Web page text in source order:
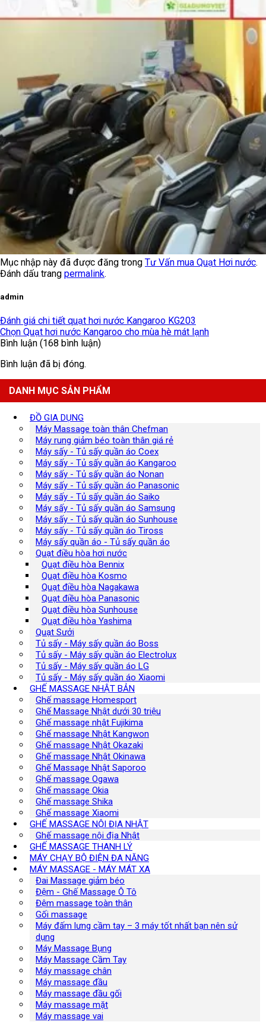
Mục nhập này đã được đăng trong Tư Vấn mua Quạt Hơi nước.
Đánh dấu trang permalink.
admin
Đánh giá chi tiết quạt hơi nước Kangaroo KG203
Chọn Quạt hơi nước Kangaroo cho mùa hè mát lạnh
Bình luận (168 bình luận)
Bình luận đã bị đóng.
DANH MỤC SẢN PHẨM
ĐỒ GIA DỤNG
Máy Massage toàn thân Chefman
Máy rung giảm béo toàn thân giá rẻ
Máy sấy - Tủ sấy quần áo Coex
Máy sấy - Tủ sấy quần áo Kangaroo
Máy sấy - Tủ sấy quần áo Nonan
Máy sấy - Tủ sấy quần áo Panasonic
Máy sấy - Tủ sấy quần áo Saiko
Máy sấy - Tủ sấy quần áo Samsung
Máy sấy - Tủ sấy quần áo Sunhouse
Máy sấy - Tủ sấy quần áo Tiross
Máy sấy quần áo - Tủ sấy quần áo
Quạt điều hòa hơi nước
Quạt điều hòa Bennix
Quạt điều hòa Kosmo
Quạt điều hòa Nagakawa
Quạt điều hòa Panasonic
Quạt điều hòa Sunhouse
Quạt điều hòa Yashima
Quạt Sưởi
Tủ sấy - Máy sấy quần áo Boss
Tủ sấy - Máy sấy quần áo Electrolux
Tủ sấy - Máy sấy quần áo LG
Tủ sấy - Máy sấy quần áo Xiaomi
GHẾ MASSAGE NHẬT BẢN
Ghế massage Homesport
Ghế Massage Nhật dưới 30 triệu
Ghế massage nhật Fujikima
Ghế massage Nhật Kangwon
Ghế massage Nhật Okazaki
Ghế massage Nhật Okinawa
Ghế Massage Nhật Saporoo
Ghế massage Ogawa
Ghế massage Okia
Ghế massage Shika
Ghế massage Xiaomi
GHẾ MASSAGE NỘI ĐỊA NHẬT
Ghế massage nội địa Nhật
GHẾ MASSAGE THANH LÝ
MÁY CHẠY BỘ ĐIỆN ĐA NĂNG
MÁY MASSAGE - MÁY MÁT XA
Đai Massage giảm béo
Đệm - Ghế Massage Ô Tô
Đệm massage toàn thân
Gối massage
Máy đấm lưng cầm tay – 3 máy tốt nhất bạn nên sử
dụng
Máy Massage Bụng
Máy Massage Cầm Tay
Máy massage chân
Máy massage đầu
Máy massage đầu gối
Máy massage mặt
Máy massage vai